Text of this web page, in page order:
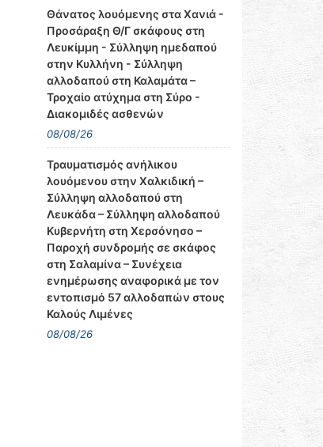
Θάνατος λουόμενης στα Χανιά -
Προσάραξη Θ/Γ σκάφους στη
Λευκίμμη - Σύλληψη ημεδαπού
στην Κυλλήνη - Σύλληψη
αλλοδαπού στη Καλαμάτα –
Τροχαίο ατύχημα στη Σύρο -
Διακομιδές ασθενών
08/08/26
Τραυματισμός ανήλικου
λουόμενου στην Χαλκιδική –
Σύλληψη αλλοδαπού στη
Λευκάδα – Σύλληψη αλλοδαπού
Κυβερνήτη στη Χερσόνησο –
Παροχή συνδρομής σε σκάφος
στη Σαλαμίνα – Συνέχεια
ενημέρωσης αναφορικά με τον
εντοπισμό 57 αλλοδαπών στους
Καλούς Λιμένες
08/08/26